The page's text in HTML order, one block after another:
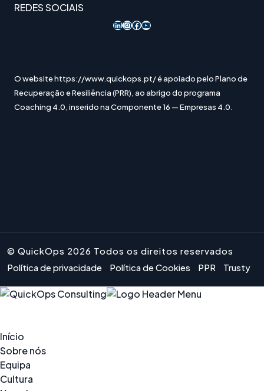
REDES SOCIAIS
LinkedIn InstagramAcesso ao Facebook YouTube
O website https://www.quickops.pt/ é apoiado pelo Plano de
Recuperação e Resiliência (PRR), ao abrigo do programa
Coaching 4.0, inserido na Componente 16 — Empresas 4.0.
© QuickOps 2026 Todos os direitos reservados
Política de privacidade
Política de Cookies PPR Trusty
Início
Sobre nós
Equipa
Cultura